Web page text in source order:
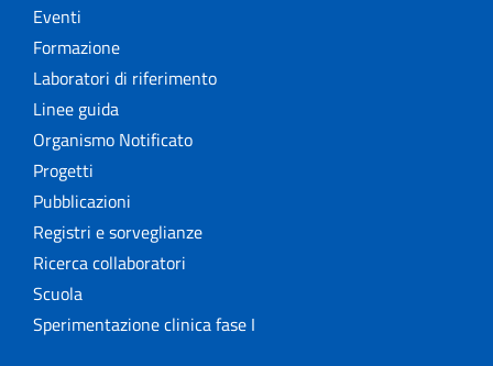
Eventi
Formazione
Laboratori di riferimento
Linee guida
Organismo Notificato
Progetti
Pubblicazioni
Registri e sorveglianze
Ricerca collaboratori
Scuola
Sperimentazione clinica fase I